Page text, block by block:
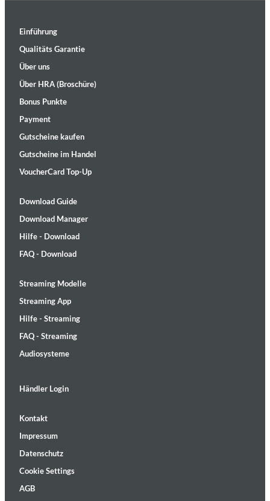
Einführung
Qualitäts Garantie
Über uns
Über HRA (Broschüre)
Bonus Punkte
Payment
Gutscheine kaufen
Gutscheine im Handel
VoucherCard Top-Up
Download Guide
Download Manager
Hilfe - Download
FAQ - Download
Streaming Modelle
Streaming App
Hilfe - Streaming
FAQ - Streaming
Audiosysteme
Händler Login
Kontakt
Impressum
Datenschutz
Cookie Settings
AGB